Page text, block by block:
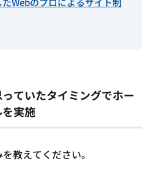
っていたタイミングでホー
実施
教えてください。